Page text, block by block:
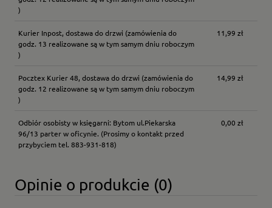
)
Kurier Inpost, dostawa do drzwi (zamówienia do
godz. 13 realizowane są w tym samym dniu roboczym
)
11,99 zł
Pocztex Kurier 48, dostawa do drzwi (zamówienia do
godz. 12 realizowane są w tym samym dniu roboczym
)
14,99 zł
Odbiór osobisty w księgarni: Bytom ul.Piekarska
96/13 parter w oficynie. (Prosimy o kontakt przed
przybyciem tel. 883-931-818)
0,00 zł
Opinie o produkcie (0)